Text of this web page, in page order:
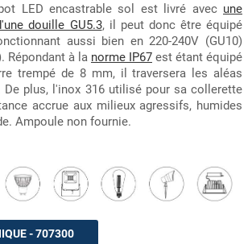
LED encastrable sol est livré avec une
douille GU5.3, il peut donc être équipé
aussi bien en 220-240V (GU10)
Répondant à la norme IP67 est étant équipé
trempé de 8 mm, il traversera les aléas
De plus, l'inox 316 utilisé pour sa collerette
accrue aux milieux agressifs, humides
Ampoule non fournie.
- 707300